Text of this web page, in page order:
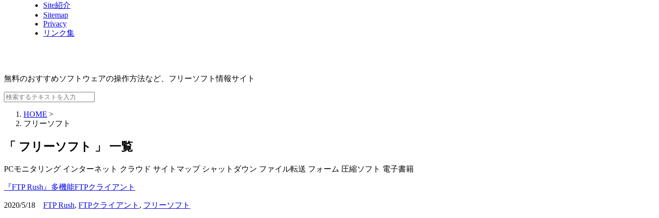
Site紹介
Sitemap
Privacy
リンク集
無料のおすすめソフトウェアの操作方法など、 フリーソフト情報サイト
HOME >
フリーソフト
「 フリーソフト 」 一覧
PCモニタリング インターネット クラウド サイトマップ シャットダウン ファイル転送 フォーム 圧縮ソフト 電子書籍
『FTP Rush』多機能FTPクライアント
2020/5/18 FTP Rush, FTPクライアント , フリーソフト